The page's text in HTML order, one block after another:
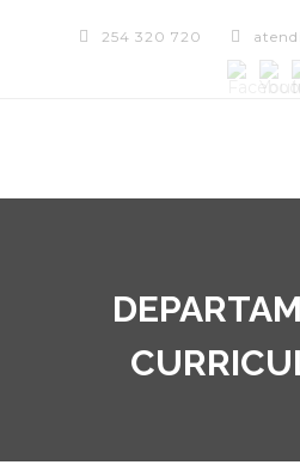
254 320 720